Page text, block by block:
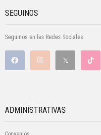
SEGUINOS
Seguinos en las Redes Sociales
ADMINISTRATIVAS